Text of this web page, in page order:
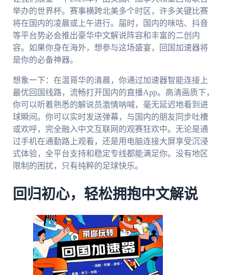
举办的世界杯。赛事横跨北美多个时区，许多关键比赛
将在国内的凌晨或上午进行。届时，国内的咪咕、抖音
等平台势必会推出豪华中文解说阵容和丰富的二创内
容。如果你身在海外，想参与这场盛宴，回国加速器将
是你的必备神器。
想象一下：在温哥华的清晨，你通过加速器智能连接上
最优回国线路，流畅打开国内的直播App。高清画质下，
你可以听着熟悉的解说员激情呐喊，毫无延迟地看到进
球瞬间。你可以实时发送弹幕，与国内的朋友同步吐槽
或欢呼，完全融入中文互联网的观赛狂欢中。无论是通
过手机在通勤路上观看，还是用电脑连接大屏享受沉浸
式体验，全平台支持和稳定专线都能满足你。没有地区
限制的困扰，只有纯粹的足球快乐。
回归初心，轻松拥抱中文解说